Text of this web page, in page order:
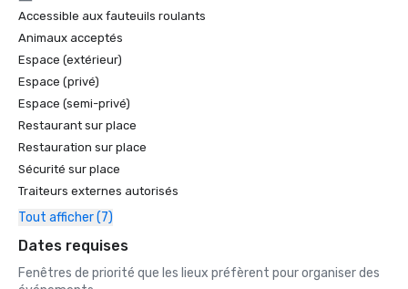
Accessible aux fauteuils roulants
Animaux acceptés
Espace (extérieur)
Espace (privé)
Espace (semi-privé)
Restaurant sur place
Restauration sur place
Sécurité sur place
Traiteurs externes autorisés
Tout afficher (7)
Dates requises
Fenêtres de priorité que les lieux préfèrent pour organiser des